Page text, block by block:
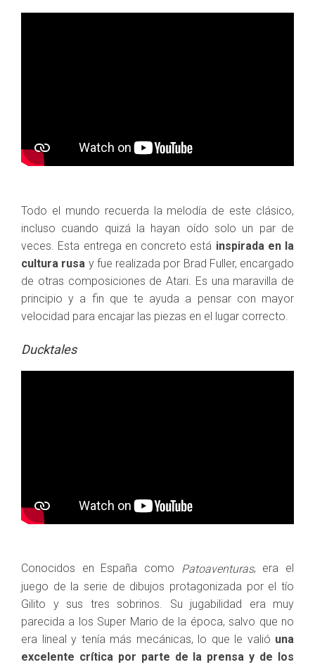
Todo el mundo recuerda la melodía de este clásico,
incluso cuando quizá la hayan oído solo un par de
veces. Esta entrega en concreto está inspirada en la
cultura rusa y fue realizada por Brad Fuller, encargado
de otras composiciones de Atari. Es una maravilla de
principio y a fin que te ayuda a pensar con mayor
velocidad para encajar las piezas en el lugar correcto.
Ducktales
Conocidos en España como Patoaventuras, era el
juego de la serie de dibujos protagonizada por el tío
Gilito y sus tres sobrinos. Su jugabilidad era muy
parecida a los Super Mario de la época, salvo que no
era lineal y tenía más mecánicas, lo que le valió una
excelente crítica por parte de la prensa y de los